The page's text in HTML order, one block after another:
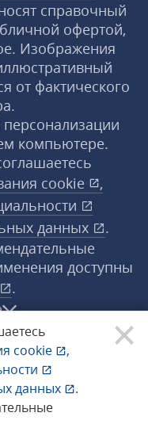
cookie
,
данных
.
справочный
офертой,
Изображения
от фактического
компьютере.
cookie
,
данных
.
доступны
.
®. Все права